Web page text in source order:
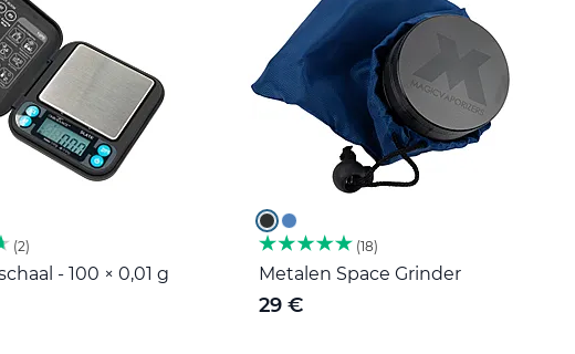
2
- 100 × 0,01 g
18
Metalen Space Grinder
29 €